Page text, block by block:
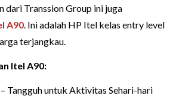
dari Transsion Group ini juga
A90. Ini adalah HP Itel kelas entry level
terjangkau.
Itel A90:
Tangguh untuk Aktivitas Sehari-hari